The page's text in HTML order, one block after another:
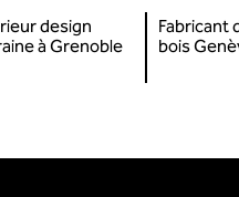
design
à Grenoble
Fabricant
bois